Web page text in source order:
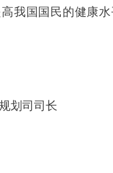
我国国民的健康
划司司长